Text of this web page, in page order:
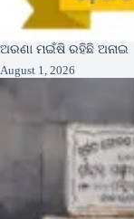
ଅରଣା ମଇଁଷି ରହିଛି ଅନାଇ
August 1, 2026